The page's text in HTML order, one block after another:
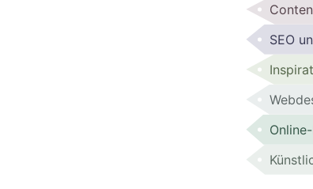
SEO